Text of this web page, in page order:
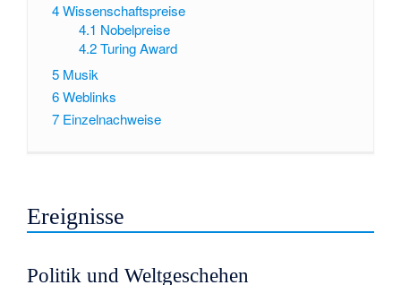
4Wissenschaftspreise
4.1 Nobelpreise
4.2 Turing Award
5 Musik
6Weblinks
7 Einzelnachweise
Ereignisse
Politik und Weltgeschehen